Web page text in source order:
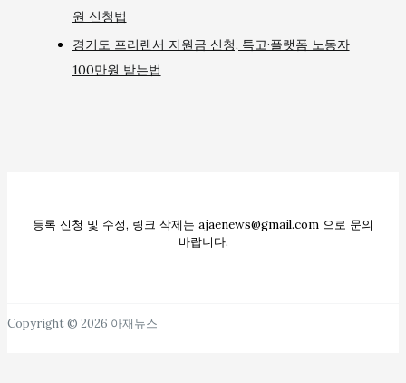
원 신청법
경기도 프리랜서 지원금 신청, 특고·플랫폼 노동자
100만원 받는법
등록 신청 및 수정, 링크 삭제는 ajaenews@gmail.com 으로 문의
바랍니다.
Copyright © 2026 아재뉴스